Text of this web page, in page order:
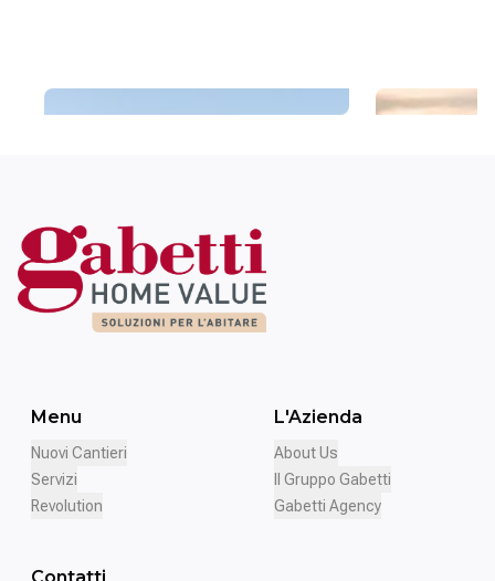
Menu
Nuovi Cantieri
Servizi
Revolution
L'Azienda
About Us
Il Gruppo Gabetti
Gabetti Agency